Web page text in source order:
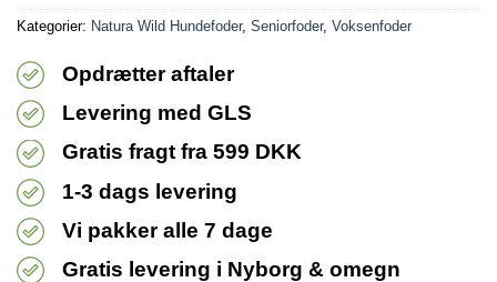
Kategorier: Natura Wild Hundefoder, Seniorfoder, Voksenfoder
Opdrætter aftaler
Levering med GLS
Gratis fragt fra 599 DKK
1-3 dags levering
Vi pakker alle 7 dage
Gratis levering i Nyborg & omegn